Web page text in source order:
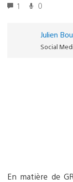
1 0
Julien
Social
En matière de